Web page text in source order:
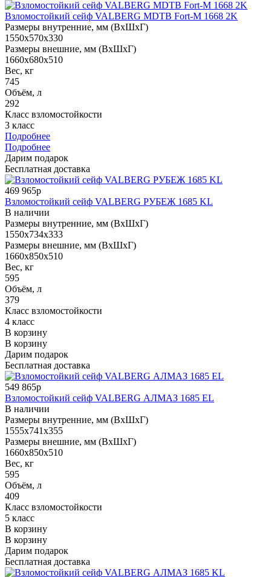
Взломостойкий сейф VALBERG MDTB Fort-M 1668 2K
Размеры внутренние, мм (ВхШхГ)
1550x570x330
Размеры внешние, мм (ВхШхГ)
1660x680x510
Вес, кг
745
Объём, л
292
Класс взломостойкости
3 класс
Подробнее
Подробнее
Дарим подарок
Бесплатная доставка
469 965р
Взломостойкий сейф VALBERG РУБЕЖ 1685 KL
В наличии
Размеры внутренние, мм (ВхШхГ)
1550x734x333
Размеры внешние, мм (ВхШхГ)
1660x850x510
Вес, кг
595
Объём, л
379
Класс взломостойкости
4 класс
В корзину
В корзину
Дарим подарок
Бесплатная доставка
549 865р
Взломостойкий сейф VALBERG АЛМАЗ 1685 EL
В наличии
Размеры внутренние, мм (ВхШхГ)
1555x741x355
Размеры внешние, мм (ВхШхГ)
1660x850x510
Вес, кг
595
Объём, л
409
Класс взломостойкости
5 класс
В корзину
В корзину
Дарим подарок
Бесплатная доставка